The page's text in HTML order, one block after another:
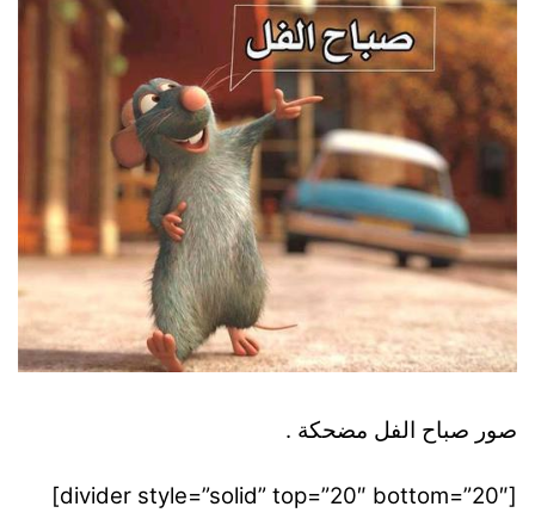
صور صباح الفل مضحكة .
[divider style=”solid” top=”20″ bottom=”20″]